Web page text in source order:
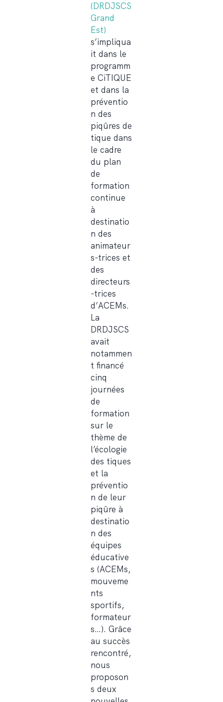
(DRDJSCS
Grand
Est)
s’impliqua
it dans le
programm
e CiTIQUE
et dans la
préventio
n des
piqûres de
tique dans
le cadre
du plan
de
formation
continue
à
destinatio
n des
animateur
s-trices et
des
directeurs
-trices
d’ACEMs.
La
DRDJSCS
avait
notammen
t financé
cinq
journées
de
formation
sur le
thème de
l’écologie
des tiques
et la
préventio
n de leur
piqûre à
destinatio
n des
équipes
éducative
s (ACEMs,
mouveme
nts
sportifs,
formateur
s…). Grâce
au succès
rencontré,
nous
proposon
s deux